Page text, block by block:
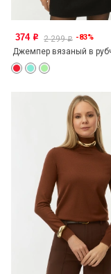
374 o 2 299o -83%
Джемпер вязаный в